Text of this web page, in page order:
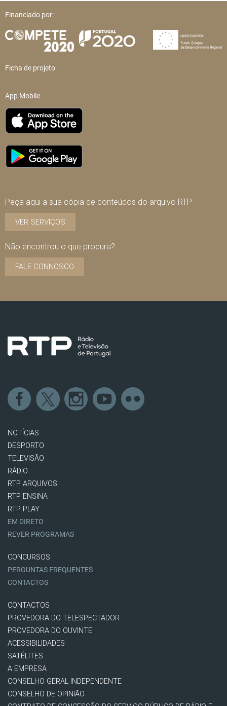
Financiado por:
Ficha de projeto
App Mobile
Peça aqui a sua cópia de conteúdos do arquivo RTP
VER SERVIÇOS
Não encontrou o que procura?
FALE CONNOSCO
NOTÍCIAS
DESPORTO
TELEVISÃO
RÁDIO
RTP ARQUIVOS
RTP ENSINA
RTP PLAY
EM DIRETO
REVER PROGRAMAS
CONCURSOS
PERGUNTAS FREQUENTES
CONTACTOS
CONTACTOS
PROVEDORA DO TELESPECTADOR
PROVEDORA DO OUVINTE
ACESSIBILIDADES
SATÉLITES
A EMPRESA
CONSELHO GERAL INDEPENDENTE
CONSELHO DE OPINIÃO